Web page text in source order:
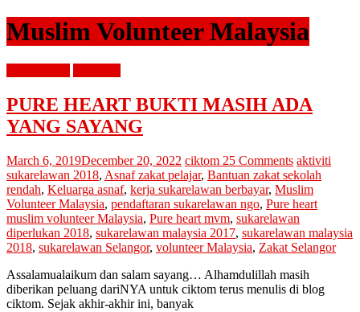
Muslim Volunteer Malaysia
PURE HEART BUKTI MASIH ADA
YANG SAYANG
March 6, 2019December 20, 2022 ciktom 25 Comments aktiviti
sukarelawan 2018, Asnaf zakat pelajar, Bantuan zakat sekolah
rendah, Keluarga asnaf, kerja sukarelawan berbayar, Muslim
Volunteer Malaysia, pendaftaran sukarelawan ngo, Pure heart
muslim volunteer Malaysia, Pure heart mvm, sukarelawan
diperlukan 2018, sukarelawan malaysia 2017, sukarelawan malaysia
2018, sukarelawan Selangor, volunteer Malaysia, Zakat Selangor
Assalamualaikum dan salam sayang… Alhamdulillah masih
diberikan peluang dariNYA untuk ciktom terus menulis di blog
ciktom. Sejak akhir-akhir ini, banyak